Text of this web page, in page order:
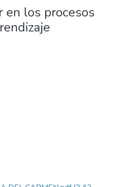
en los procesos